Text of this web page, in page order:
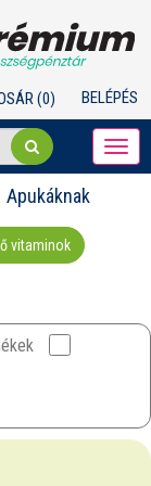
(0) BELÉPÉS
Apukáknak
vitaminok